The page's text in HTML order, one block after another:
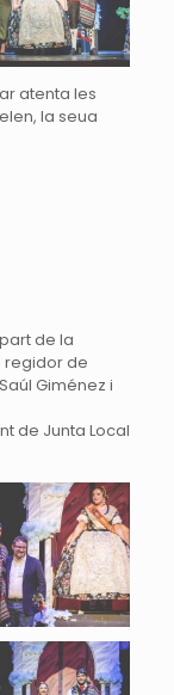
atenta les
la seua
de la
regidor de
Giménez i
de Junta Local